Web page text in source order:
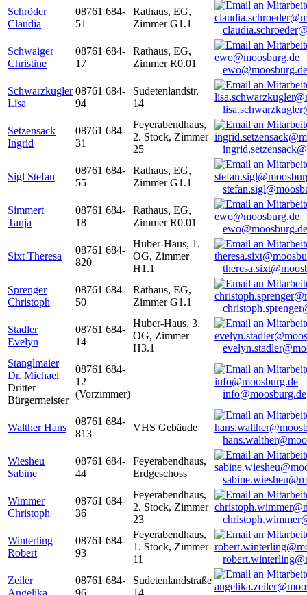
Schröder
Claudia
08761 684-
51
Rathaus, EG,
Zimmer G1.1
Schwaiger
Christine
08761 684-
17
Rathaus, EG,
Zimmer R0.01
ewo@moosburg.de
Schwarzkugler
Lisa
08761 684-
94
Sudetenlandstr.
14
Setzensack
Ingrid
08761 684-
31
Feyerabendhaus,
2. Stock, Zimmer
25
Sigl Stefan
08761 684-
55
Rathaus, EG,
Zimmer G1.1
Simmert
Tanja
08761 684-
18
Rathaus, EG,
Zimmer R0.01
ewo@moosburg.de
Sixt Theresa
08761 684-
820
Huber-Haus, 1.
OG, Zimmer
H1.1
Sprenger
Christoph
08761 684-
50
Rathaus, EG,
Zimmer G1.1
Stadler
Evelyn
08761 684-
14
Huber-Haus, 3.
OG, Zimmer
H3.1
Stanglmaier
Dr. Michael
Dritter
Bürgermeister
08761 684-
12
(Vorzimmer)
info@moosburg.de
Walther Hans
08761 684-
813
VHS Gebäude
Wiesheu
Sabine
08761 684-
44
Feyerabendhaus,
Erdgeschoss
Wimmer
Christoph
08761 684-
36
Feyerabendhaus,
2. Stock, Zimmer
23
Winterling
Robert
08761 684-
93
Feyerabendhaus,
1. Stock, Zimmer
11
Zeiler
Angelika
08761 684-
96
Sudetenlandstraße
14